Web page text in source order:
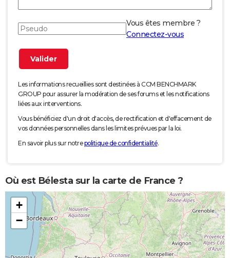
Vous êtes membre ?
Connectez-vous
Les informations recueillies sont destinées à CCM BENCHMARK
GROUP pour assurer la modération de ses forums et les notifications
liées aux interventions.
Vous bénéficiez d'un droit d'accès, de rectification et d'effacement de
vos données personnelles dans les limites prévues par la loi.
En savoir plus sur notrepolitique de confidentialité.
Où est Bélesta sur la carte de France ?
+
−